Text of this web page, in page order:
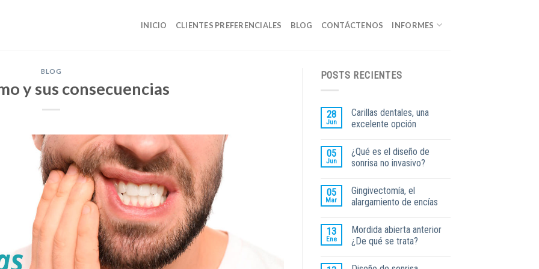
INICIO CLIENTES PREFERENCIALES BLOG CONTÁCTENOS INFORMES
BLOG
y sus consecuencias
POSTS RECIENTES
28
Jun
Carillas dentales, una
excelente opción
05
Jun
¿Qué es el diseño de
sonrisa no invasivo?
05
Mar
Gingivectomía, el
alargamiento de encías
13
Ene
Mordida abierta anterior
¿De qué se trata?